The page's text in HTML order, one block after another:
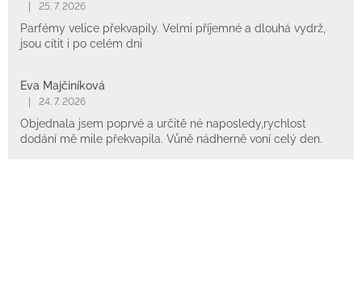
25. 7. 2026
Parfémy velice překvapily. Velmi příjemné a dlouhá vydrž,
jsou cítit i po celém dni
Eva Majčiníková
24. 7. 2026
Objednala jsem poprvé a určitě né naposledy,rychlost
dodání mě mile překvapila. Vůně nádherně voní celý den.